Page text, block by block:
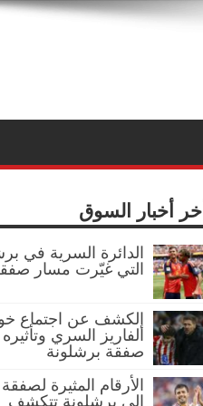
أخر أخبار السوق
الدائرة السرية في
التي غيّرت مسار
الكشف عن اجتماع
ألفاريز السري
صفقة برشلونة
الأرقام المثيرة
إلى برشلونة تتكشف